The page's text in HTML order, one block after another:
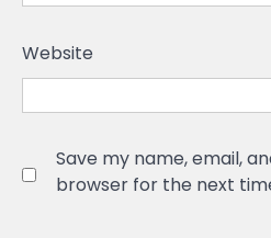
Website
Save my name, email,
browser for the next